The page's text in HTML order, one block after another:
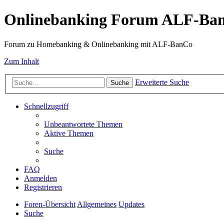
Onlinebanking Forum ALF-
Forum zu Homebanking & Onlinebanking mit ALF-BanCo
Zum Inhalt
Suche Erweiterte Suche
Schnellzugriff
Unbeantwortete Themen
Aktive Themen
Suche
FAQ
Anmelden
Registrieren
Foren-ÜbersichtAllgemeines Updates
Suche